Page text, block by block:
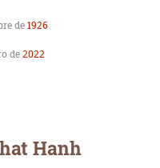
de1926
de2022
Hanh